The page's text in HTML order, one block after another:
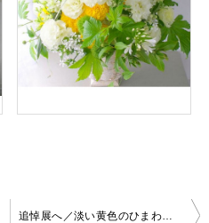
追悼展へ／淡い黄色のひまわり a200618